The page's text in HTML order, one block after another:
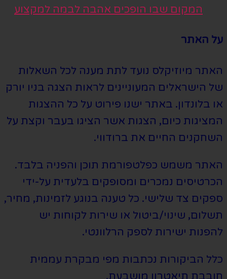
המקום שבו הופכים אהבה לבמה למקצוע
על האתר
האתר מיוזיקלס נועד לתת מענה לכל השאלות
של הישראלים המעוניינים לראות הצגה בניו יורק
או בלונדון. באתר ישנו פירוט על כל ההצגות
המציגות כיום, הצגות אשר הציגו בעבר וקצת על
השחקנים החיים את ברודווי.
האתר משמש כפלטפורמת תוכן והפניה בלבד.
הכרטיסים נמכרים ומסופקים בלעדית על-ידי
ספקים צד שלישי. כל טענה בנוגע לזמינות, מחיר,
תשלום, שינוי/ביטול או שירות לקוחות יש
להפנות ישירות לספק הרלוונטי.
כלל הביקורות נכתבות מפי מבקרת עממית
חובבת תיאטרון מושבעת.